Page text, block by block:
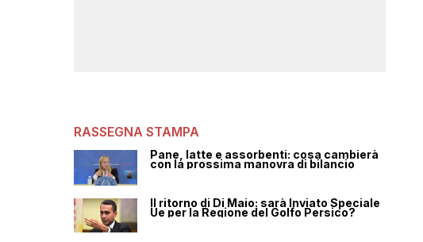
RASSEGNA STAMPA
Pane, latte e assorbenti: cosa cambierà
con la prossima manovra di bilancio
Il ritorno di Di Maio: sarà Inviato Speciale
Ue per la Regione del Golfo Persico?